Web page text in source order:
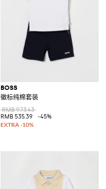
BOSS
徽标纯棉套装
RMB 973.43
RMB 535.39
-45%